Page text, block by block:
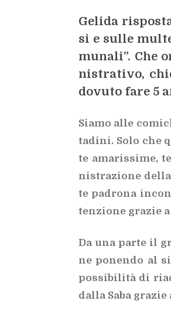
Ge­li­da
si e sul­le
mu­na­li”. Che
ni­stra­ti­vo,
do­vu­to fare 5
Sia­mo alle
ta­di­ni. Solo che
te ama­ris­si­me,
ni­stra­zio­ne
te pa­dro­na
ten­zio­ne gra­zie
Da una par­te il
ne po­nen­do al
pos­si­bi­li­tà di
dal­la Saba